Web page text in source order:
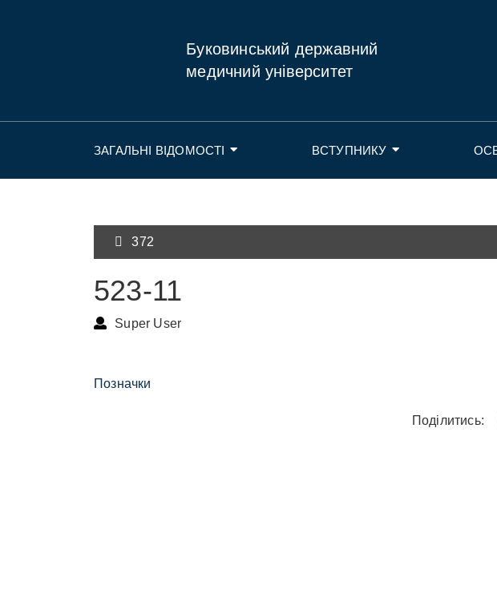
Буковинський державний
медичний університет
ЗАГАЛЬНІ ВІДОМОСТІ ВСТУПНИКУ
372
523-11
Super User
Позначки
Поділитись: